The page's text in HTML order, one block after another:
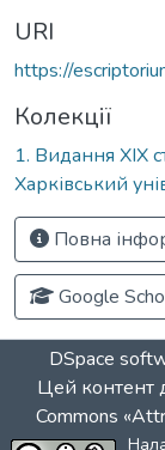
URI
https://
Колекції
1. Видання ХІХ
Харківський
Повна
Google
DSpace
Цей контент
Commons